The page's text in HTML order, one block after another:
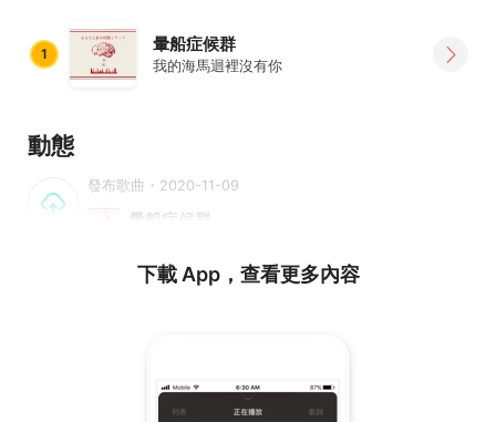
1 暈船症候群
我的海馬迴裡沒有你
動態
發布歌曲・2020-11-09
暈船症候群
下載 App，查看更多內容